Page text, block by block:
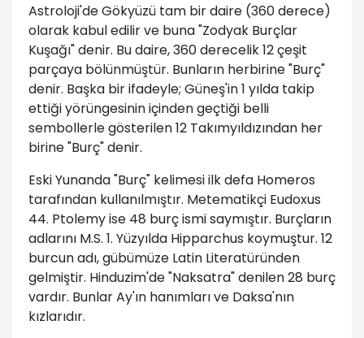
Astroloji'de Gökyüzü tam bir daire (360 derece)
olarak kabul edilir ve buna "Zodyak Burçlar
Kuşağı" denir. Bu daire, 360 derecelik 12 çeşit
parçaya bölünmüştür. Bunların herbirine "Burç"
denir. Başka bir ifadeyle; Güneş'in 1 yılda takip
ettiği yörüngesinin içinden geçtiği belli
sembollerle gösterilen 12 Takımyıldızından her
birine "Burç" denir.
Eski Yunanda "Burç" kelimesi ilk defa Homeros
tarafından kullanılmıştır. Metematikçi Eudoxus
44. Ptolemy ise 48 burç ismi saymıştır. Burçların
adlarını M.S. 1. Yüzyılda Hipparchus koymuştur. 12
burcun adı, gübümüze Latin Literatüründen
gelmiştir. Hinduzim'de "Naksatra" denilen 28 burç
vardır. Bunlar Ay'ın hanımları ve Daksa'nın
kızlarıdır.